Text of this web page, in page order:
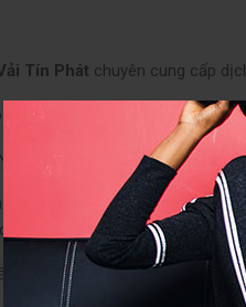
Tín Phát chuyên cung cấp
dài,in vải thun, thiết kế đồng
HOA VẺ ĐẸP PHỤ NỮ VIỆT
nhiều năm tháng sau khi
bữa tiệc . Phụ nữ mang áo dài
cảm hứng Thi ca :